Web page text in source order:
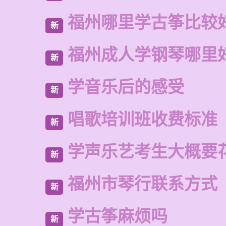
新 福州哪里学古筝比较
新 福州成人学钢琴哪里
新 学音乐后的感受
新 唱歌培训班收费标准
新 学声乐艺考生大概要
新 福州市琴行联系方式
新 学古筝麻烦吗